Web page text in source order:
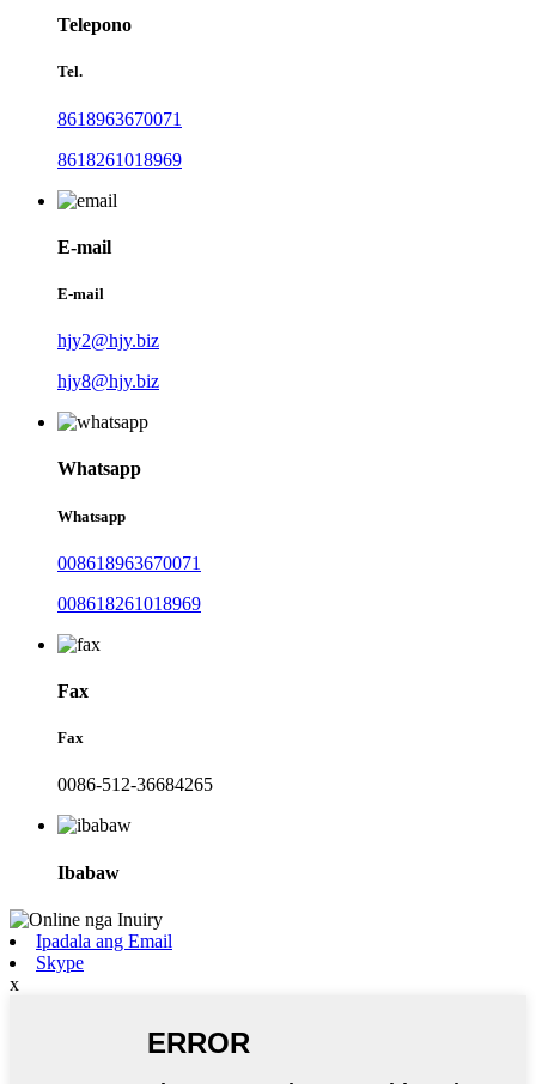
Telepono
Tel.
8618963670071
8618261018969
E-mail
E-mail
hjy2@hjy.biz
hjy8@hjy.biz
Whatsapp
Whatsapp
008618963670071
008618261018969
Fax
Fax
0086-512-36684265
Ibabaw
Ipadala ang Email
Skype
x